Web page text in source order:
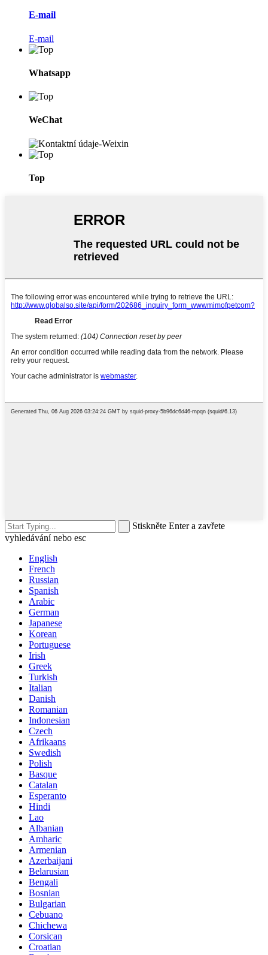
E-mail
E-mail
Whatsapp
WeChat
Top
Stiskněte Enter a zavřete
vyhledávání nebo esc
English
French
Russian
Spanish
Arabic
German
Japanese
Korean
Portuguese
Irish
Greek
Turkish
Italian
Danish
Romanian
Indonesian
Czech
Afrikaans
Swedish
Polish
Basque
Catalan
Esperanto
Hindi
Lao
Albanian
Amharic
Armenian
Azerbaijani
Belarusian
Bengali
Bosnian
Bulgarian
Cebuano
Chichewa
Corsican
Croatian